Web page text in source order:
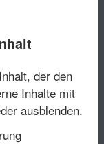
der den
Inhalte mit
ausblenden.